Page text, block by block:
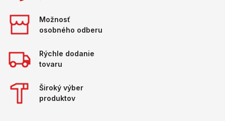
Možnosť
osobného odberu
Rýchle dodanie
tovaru
Široký výber
produktov